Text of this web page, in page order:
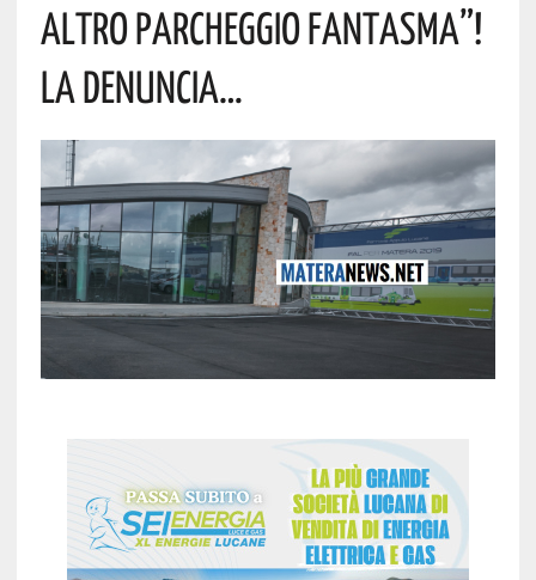
Altro Parcheggio Fantasma”!
La Denuncia…